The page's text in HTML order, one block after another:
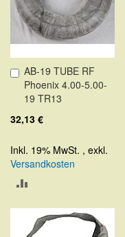
AB-19 TUBE RF
Phoenix 4.00-5.00-
19 TR13
32,13 €
Inkl. 19% MwSt. , exkl.
Versandkosten
In
den
Warenkorb
VERGLEICHSLISTE
HINZUFÜGEN